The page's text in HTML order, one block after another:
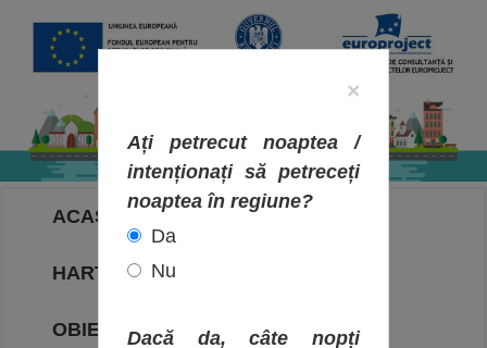
ACASA
HARTA OBIECTIVELOR
OBIECTIVE
×
Ați petrecut noaptea /
intenționați să petreceți
noaptea în regiune?
Da
Nu
Dacă da, câte nopți